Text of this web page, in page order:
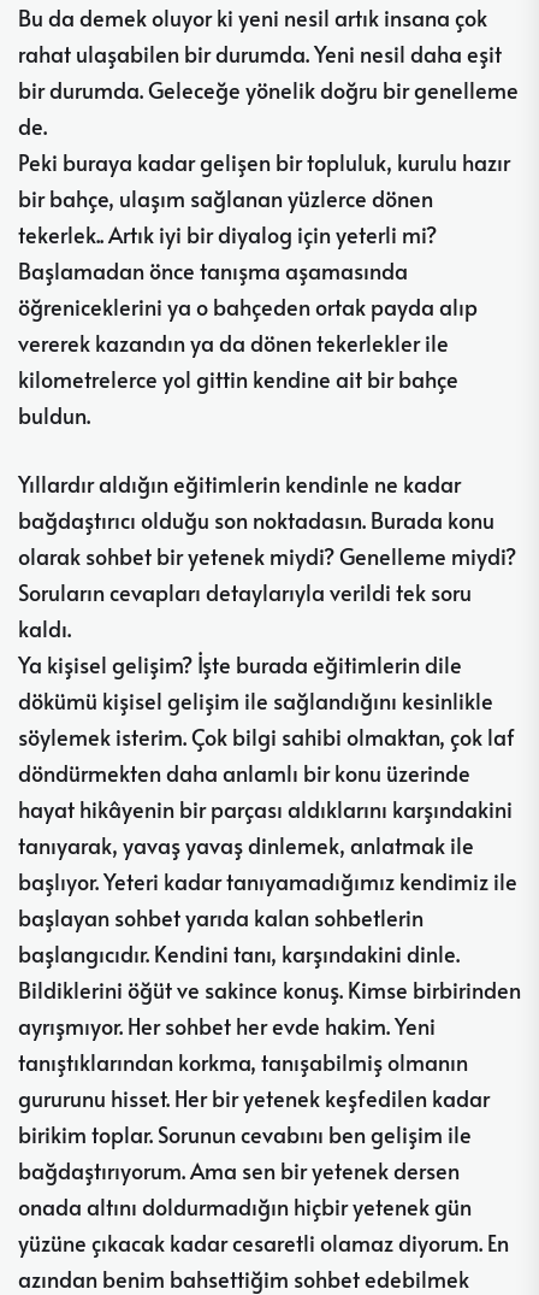
Bu da demek oluyor ki yeni nesil artık insana çok
rahat ulaşabilen bir durumda. Yeni nesil daha eşit
bir durumda. Geleceğe yönelik doğru bir genelleme
de.
Peki buraya kadar gelişen bir topluluk, kurulu hazır
bir bahçe, ulaşım sağlanan yüzlerce dönen
tekerlek.. Artık iyi bir diyalog için yeterli mi?
Başlamadan önce tanışma aşamasında
öğreniceklerini ya o bahçeden ortak payda alıp
vererek kazandın ya da dönen tekerlekler ile
kilometrelerce yol gittin kendine ait bir bahçe
buldun.
Yıllardır aldığın eğitimlerin kendinle ne kadar
bağdaştırıcı olduğu son noktadasın. Burada konu
olarak sohbet bir yetenek miydi? Genelleme miydi?
Soruların cevapları detaylarıyla verildi tek soru
kaldı.
Ya kişisel gelişim? İşte burada eğitimlerin dile
dökümü kişisel gelişim ile sağlandığını kesinlikle
söylemek isterim. Çok bilgi sahibi olmaktan, çok laf
döndürmekten daha anlamlı bir konu üzerinde
hayat hikâyenin bir parçası aldıklarını karşındakini
tanıyarak, yavaş yavaş dinlemek, anlatmak ile
başlıyor. Yeteri kadar tanıyamadığımız kendimiz ile
başlayan sohbet yarıda kalan sohbetlerin
başlangıcıdır. Kendini tanı, karşındakini dinle.
Bildiklerini öğüt ve sakince konuş. Kimse birbirinden
ayrışmıyor. Her sohbet her evde hakim. Yeni
tanıştıklarından korkma, tanışabilmiş olmanın
gururunu hisset. Her bir yetenek keşfedilen kadar
birikim toplar. Sorunun cevabını ben gelişim ile
bağdaştırıyorum. Ama sen bir yetenek dersen
onada altını doldurmadığın hiçbir yetenek gün
yüzüne çıkacak kadar cesaretli olamaz diyorum. En
azından benim bahsettiğim sohbet edebilmek